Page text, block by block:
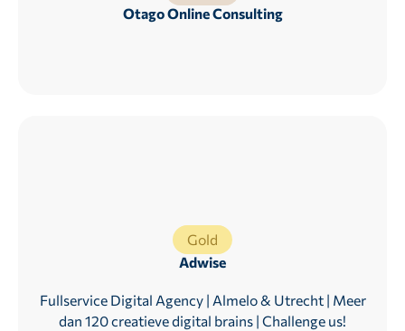
Otago Online Consulting
Gold
Adwise
Fullservice Digital Agency | Almelo & Utrecht | Meer
dan 120 creatieve digital brains | Challenge us!